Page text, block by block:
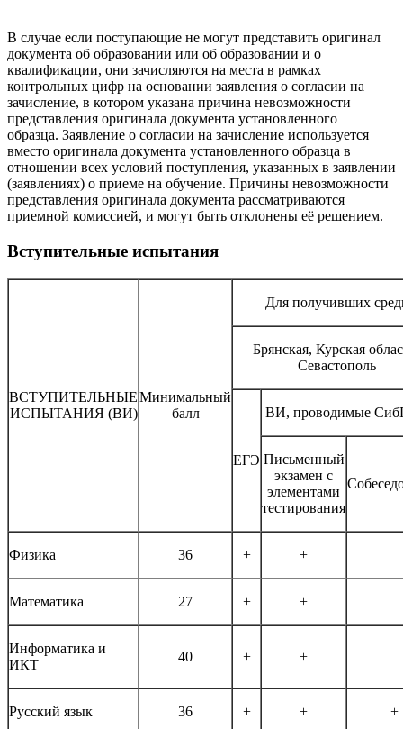
В случае если поступающие не могут представить оригинал
документа об образовании или об образовании и о
квалификации, они зачисляются на места в рамках
контрольных цифр на основании заявления о согласии на
зачисление, в котором указана причина невозможности
представления оригинала документа установленного
образца. Заявление о согласии на зачисление используется
вместо оригинала документа установленного образца в
отношении всех условий поступления, указанных в заявлении
(заявлениях) о приеме на обучение. Причины невозможности
представления оригинала документа рассматриваются
приемной комиссией, и могут быть отклонены её решением.
Вступительные испытания
ВСТУПИТЕЛЬНЫЕ
ИСПЫТАНИЯ (ВИ)
Минимальный
балл
Для получивших
Брянская, Курская
Севастополь
ЕГЭ
ВИ, проводимые
Письменный
экзамен с
элементами
тестирования
Физика 36 + +
Математика 27 + +
Информатика и
ИКТ
40 + +
Русский язык 36 + + +